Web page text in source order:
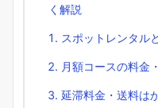
く解説
スポットレンタル
月額コースの料金
延滞料金・送料は